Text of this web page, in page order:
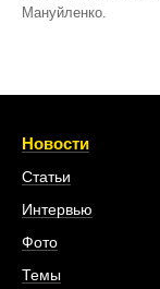
Мануйленко.
Новости
Статьи
Интервью
Фото
Темы